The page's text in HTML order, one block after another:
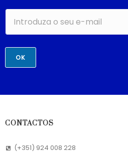
OK
CONTACTOS
(+351) 924 008 228